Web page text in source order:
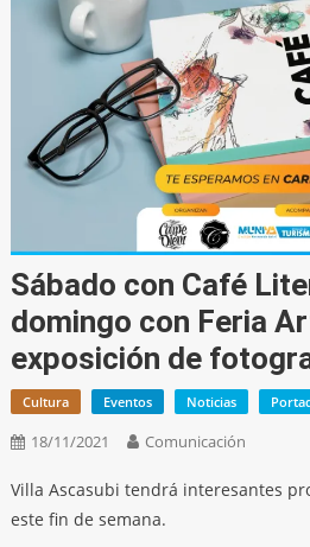
Sábado con Café
domingo con Feria
exposición de
Cultura Eventos Noticias
18/11/2021 Comunicación
Villa Ascasubi tendrá interesantes
este fin de semana.